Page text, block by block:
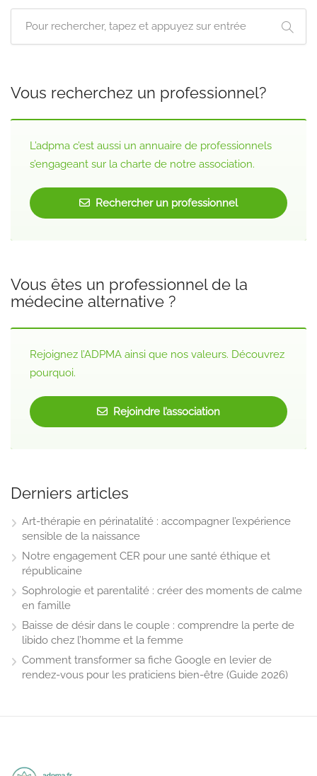
Vous recherchez un professionnel?
L’adpma c’est aussi un annuaire de professionnels
s’engageant sur la charte de notre association.
Rechercher un professionnel
Vous êtes un professionnel de la
médecine alternative ?
Rejoignez l’ADPMA ainsi que nos valeurs. Découvrez
pourquoi.
Rejoindre l’association
Derniers articles
Art-thérapie en périnatalité : accompagner l’expérience
sensible de la naissance
Notre engagement CER pour une santé éthique et
républicaine
Sophrologie et parentalité : créer des moments de calme
en famille
Baisse de désir dans le couple : comprendre la perte de
libido chez l’homme et la femme
Comment transformer sa fiche Google en levier de
rendez-vous pour les praticiens bien-être (Guide 2026)